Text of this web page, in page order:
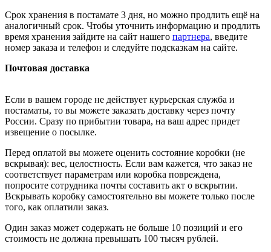
Срок хранения в постамате 3 дня, но можно продлить ещё на
аналогичный срок. Чтобы уточнить информацию и продлить
время хранения зайдите на сайт нашего партнера, введите
номер заказа и телефон и следуйте подсказкам на сайте.
Почтовая доставка
Если в вашем городе не действует курьерская служба и
постаматы, то вы можете заказать доставку через почту
России. Сразу по прибытии товара, на ваш адрес придет
извещение о посылке.
Перед оплатой вы можете оценить состояние коробки (не
вскрывая): вес, целостность. Если вам кажется, что заказ не
соответствует параметрам или коробка повреждена,
попросите сотрудника почты составить акт о вскрытии.
Вскрывать коробку самостоятельно вы можете только после
того, как оплатили заказ.
Один заказ может содержать не больше 10 позиций и его
стоимость не должна превышать 100 тысяч рублей.